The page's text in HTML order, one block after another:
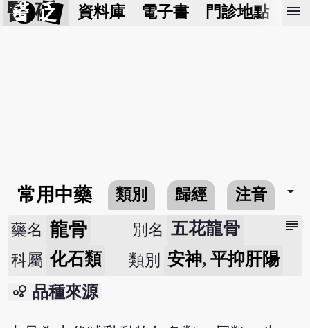
醫 砭 資料庫 電子書 門診地點 預
menu
常用中藥 類別 歸經 注音 arrow_drop_down
subject
藥名 龍骨 別名 五花龍骨
科屬 化石類 類別 安神, 平抑肝陽
bubble_chart 品種來源